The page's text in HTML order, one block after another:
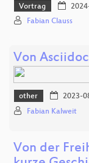
Vortrag
Fabian Clauss
Von
other 2023-
Fabian Kalweit
Von der